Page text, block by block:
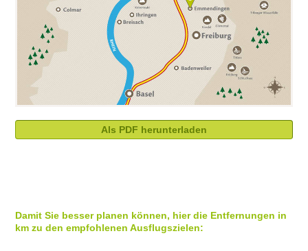
Als PDF herunterladen
Damit Sie besser planen können, hier die Entfernungen in
km zu den empfohlenen Ausflugszielen: